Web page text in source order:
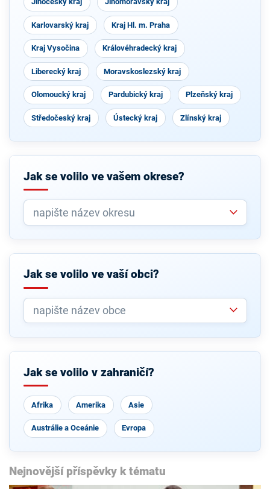
Karlovarský kraj Kraj Hl. m. Praha
Kraj Vysočina Královéhradecký kraj
Liberecký kraj Moravskoslezský kraj
Olomoucký kraj Pardubický kraj Plzeňský kraj
Středočeský kraj Ústecký kraj Zlínský kraj
Jak se volilo ve vašem okrese?
Jak se volilo ve vaší obci?
Jak se volilo v zahraničí?
Afrika Amerika Asie
Austrálie a Oceánie Evropa
Nejnovější příspěvky k tématu